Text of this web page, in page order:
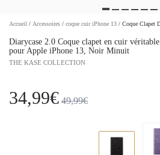
Accueil / Accessoires / coque cuir iPhone 13 / Coque Clapet
Diarycase 2.0 Coque clapet en cuir
pour Apple iPhone 13, Noir Minuit
THE KASE COLLECTION
34,99€ 49,99€